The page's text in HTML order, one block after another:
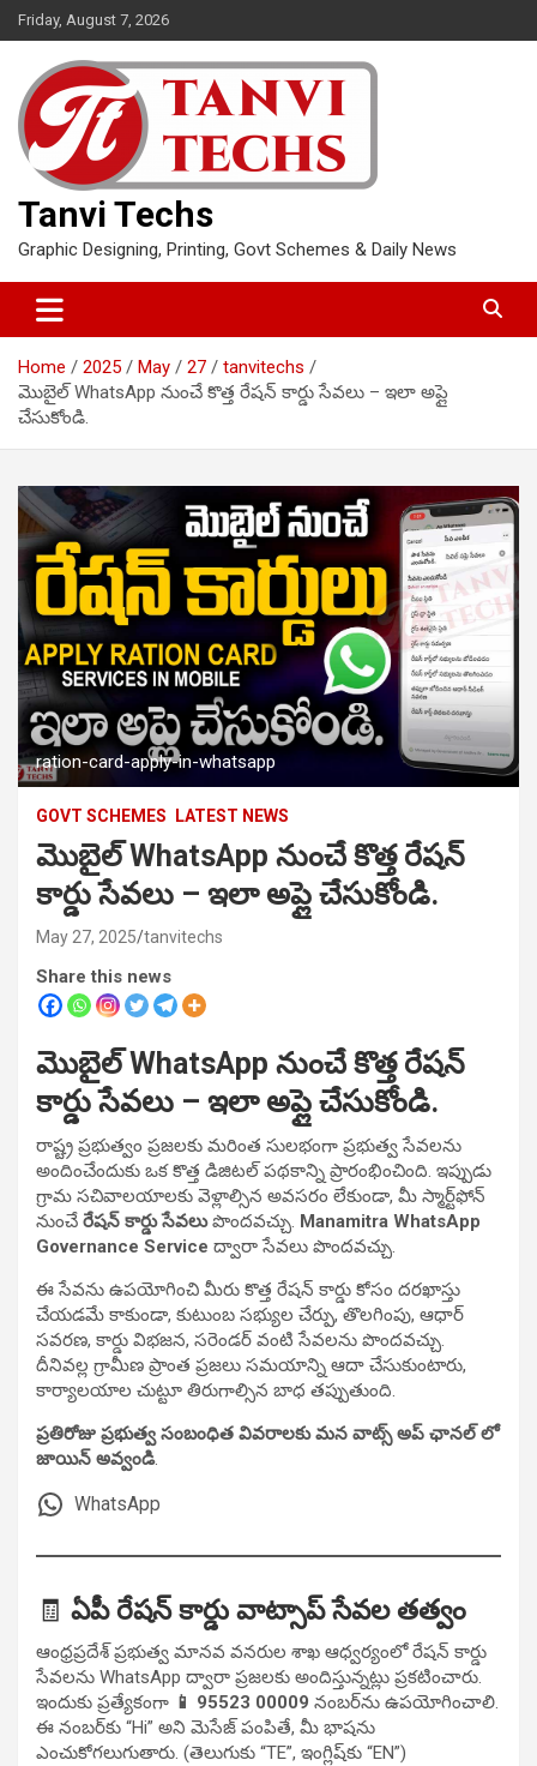
Skip
to
content
Friday, August 7, 2026
Tanvi Techs
Graphic Designing, Printing, Govt Schemes & Daily News
Home 2025 May 27
tanvitechs
మొబైల్ WhatsApp నుంచే కొత్త రేషన్ కార్డు సేవలు – ఇలా అప్లై
చేసుకోండి.
ration-card-apply-in-whatsapp
GOVT SCHEMES LATEST NEWS
మొబైల్ WhatsApp నుంచే కొత్త రేషన్
కార్డు సేవలు – ఇలా అప్లై చేసుకోండి.
May 27, 2025 tanvitechs
Share this news
మొబైల్ WhatsApp నుంచే కొత్త రేషన్
కార్డు సేవలు – ఇలా అప్లై చేసుకోండి.
రాష్ట్ర ప్రభుత్వం ప్రజలకు మరింత సులభంగా ప్రభుత్వ సేవలను
అందించేందుకు ఒక కొత్త డిజిటల్ పథకాన్ని ప్రారంభించింది. ఇప్పుడు
గ్రామ సచివాలయాలకు వెళ్లాల్సిన అవసరం లేకుండా, మీ స్మార్ట్‌ఫోన్
నుంచే రేషన్ కార్డు సేవలుపొందవచ్చు. Manamitra WhatsApp
Governance Service ద్వారా సేవలు పొందవచ్చు.
ఈ సేవను ఉపయోగించి మీరు కొత్త రేషన్ కార్డు కోసం దరఖాస్తు
చేయడమే కాకుండా, కుటుంబ సభ్యుల చేర్పు, తొలగింపు, ఆధార్
సవరణ, కార్డు విభజన, సరెండర్ వంటి సేవలను పొందవచ్చు.
దీనివల్ల గ్రామీణ ప్రాంత ప్రజలు సమయాన్ని ఆదా చేసుకుంటారు,
కార్యాలయాల చుట్టూ తిరుగాల్సిన బాధ తప్పుతుంది.
ప్రతిరోజు ప్రభుత్వ సంబంధిత వివరాలకు మన వాట్స్ అప్ ఛానల్ లో
జాయిన్ అవ్వండి.
WhatsApp
🧾 ఏపీ రేషన్ కార్డు వాట్సాప్ సేవల తత్వం
ఆంధ్రప్రదేశ్ ప్రభుత్వ మానవ వనరుల శాఖ ఆధ్వర్యంలో రేషన్ కార్డు
సేవలను WhatsApp ద్వారా ప్రజలకు అందిస్తున్నట్లు ప్రకటించారు.
ఇందుకు ప్రత్యేకంగా 📱 95523 00009 నంబర్‌ను ఉపయోగించాలి.
ఈ నంబర్‌కు “Hi” అని మెసేజ్ పంపితే, మీ భాషను
ఎంచుకోగలుగుతారు. (తెలుగుకు “TE”, ఇంగ్లిష్‌కు “EN”)